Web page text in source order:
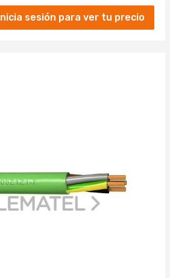
Inicia sesión para ver tu precio